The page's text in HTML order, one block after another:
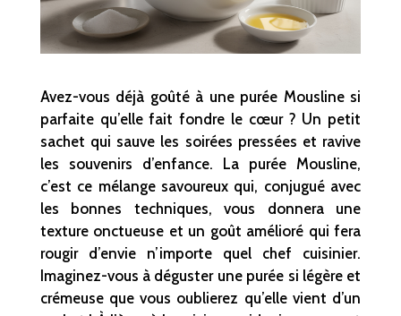
Avez-vous déjà goûté à une purée Mousline si
parfaite qu’elle fait fondre le cœur ? Un petit
sachet qui sauve les soirées pressées et ravive
les souvenirs d’enfance. La purée Mousline,
c’est ce mélange savoureux qui, conjugué avec
les bonnes techniques, vous donnera une
texture onctueuse et un goût amélioré qui fera
rougir d’envie n’importe quel chef cuisinier.
Imaginez-vous à déguster une purée si légère et
crémeuse que vous oublierez qu’elle vient d’un